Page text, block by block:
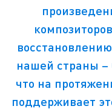
нашей страны –
что на
поддерживает